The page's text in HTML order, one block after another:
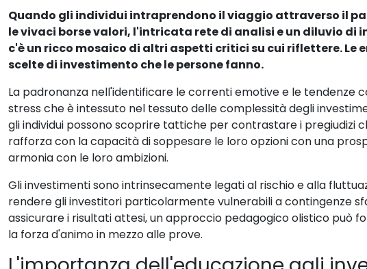
Quando gli individui intraprendono il viaggio attraverso il
le vivaci borse valori, l'intricata rete di analisi e un diluvio
c'è un ricco mosaico di altri aspetti critici su cui riflettere.
scelte di investimento che le persone fanno.
La padronanza nell'identificare le correnti emotive e le
stress che è intessuto nel tessuto delle complessità degli
gli individui possono scoprire tattiche per contrastare i
rafforza con la capacità di soppesare le loro opzioni con una
armonia con le loro ambizioni.
Gli investimenti sono intrinsecamente legati al rischio e alla
rendere gli investitori particolarmente vulnerabili a contingenze
assicurare i risultati attesi, un approccio pedagogico olistico può
la forza d'animo in mezzo alle prove.